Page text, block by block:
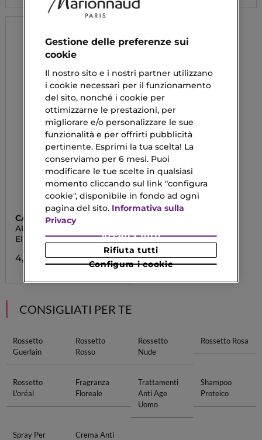
CATRICE
AURA DROP
Elisir Labbra
4,79 €
CONSIGLIATI PER TE
Rossetto
Guerlain
Rossetto
Rosso
Rossetto
Nude
Rossetto Rosa
Rossetto
L'oréal
Fragranza
Floreale
Trattamenti
Anti Age
Uomo
Shampoo
Proteico
Spray Per
Crema Anti
Gestione delle preferenze sui
cookie
Il nostro sito e i nostri partner utilizzano
i cookie necessari per il funzionamento
del sito, nonché i cookie per
ottimizzarne le prestazioni, per
migliorare e/o personalizzare le sue
funzionalità e per offrirti pubblicità
pertinente. Esprimi la tua scelta! La
conserviamo per 6 mesi. Puoi
modificare le tue scelte in qualsiasi
momento cliccando sul link "configura
cookie", disponibile in fondo ad ogni
pagina del sito. Informativa sulla
Privacy
Configura i cookie
Rifiuta tutti
Accetta tutti